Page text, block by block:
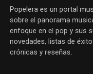
Popelera es un portal
sobre el panorama
enfoque en el pop y sus
novedades, listas de
crónicas y reseñas.